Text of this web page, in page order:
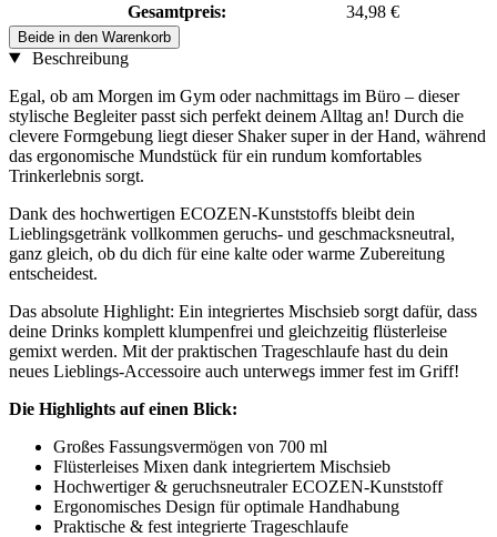
Gesamtpreis:
34,98 €
Beide in den Warenkorb
Beschreibung
Egal, ob am Morgen im Gym oder nachmittags im Büro – dieser
stylische Begleiter passt sich perfekt deinem Alltag an! Durch die
clevere Formgebung liegt dieser Shaker super in der Hand, während
das ergonomische Mundstück für ein rundum komfortables
Trinkerlebnis sorgt.
Dank des hochwertigen ECOZEN-Kunststoffs bleibt dein
Lieblingsgetränk vollkommen geruchs- und geschmacksneutral,
ganz gleich, ob du dich für eine kalte oder warme Zubereitung
entscheidest.
Das absolute Highlight: Ein integriertes Mischsieb sorgt dafür, dass
deine Drinks komplett klumpenfrei und gleichzeitig flüsterleise
gemixt werden. Mit der praktischen Trageschlaufe hast du dein
neues Lieblings-Accessoire auch unterwegs immer fest im Griff!
Die Highlights auf einen Blick:
Großes Fassungsvermögen von 700 ml
Flüsterleises Mixen dank integriertem Mischsieb
Hochwertiger & geruchsneutraler ECOZEN-Kunststoff
Ergonomisches Design für optimale Handhabung
Praktische & fest integrierte Trageschlaufe